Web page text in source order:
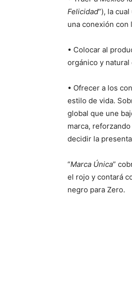
Felicidad”), la
una conexión con
• Colocar al
orgánico y
• Ofrecer a los
estilo de vida.
global que une
marca,
decidir la
“Marca Única”
el rojo y contará
negro para Zero.